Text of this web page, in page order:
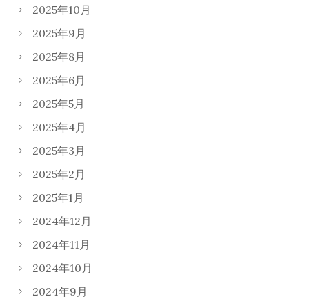
2025年10月
2025年9月
2025年8月
2025年6月
2025年5月
2025年4月
2025年3月
2025年2月
2025年1月
2024年12月
2024年11月
2024年10月
2024年9月